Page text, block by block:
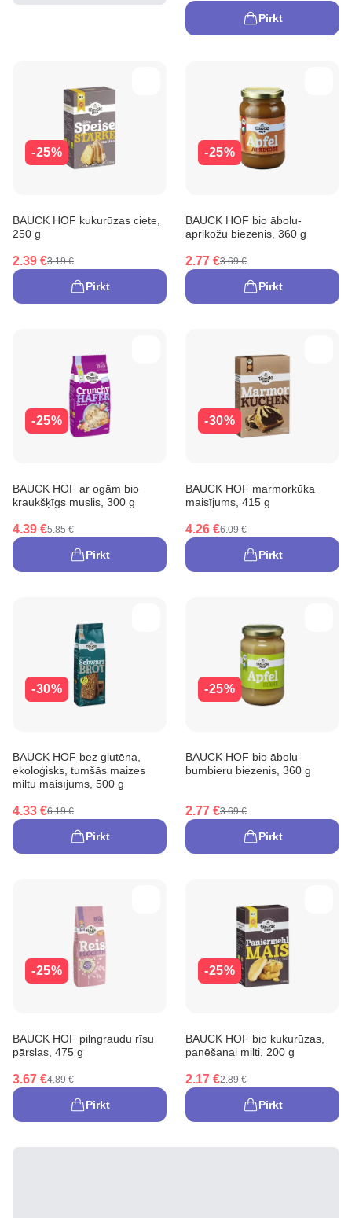
Pirkt
-25%
BAUCK HOF kukurūzas ciete,
250 g
2.39 €3.19 €
Pirkt
-25%
BAUCK HOF bio ābolu-
aprikožu biezenis, 360 g
2.77 €3.69 €
Pirkt
-25%
BAUCK HOF ar ogām bio
kraukšķīgs muslis, 300 g
4.39 €5.85 €
Pirkt
-30%
BAUCK HOF marmorkūka
maisījums, 415 g
4.26 €6.09 €
Pirkt
-30%
BAUCK HOF bez glutēna,
ekoloģisks, tumšās maizes
miltu maisījums, 500 g
4.33 €6.19 €
Pirkt
-25%
BAUCK HOF bio ābolu-
bumbieru biezenis, 360 g
2.77 €3.69 €
Pirkt
-25%
BAUCK HOF pilngraudu rīsu
pārslas, 475 g
3.67 €4.89 €
Pirkt
-25%
BAUCK HOF bio kukurūzas,
panēšanai milti, 200 g
2.17 €2.89 €
Pirkt